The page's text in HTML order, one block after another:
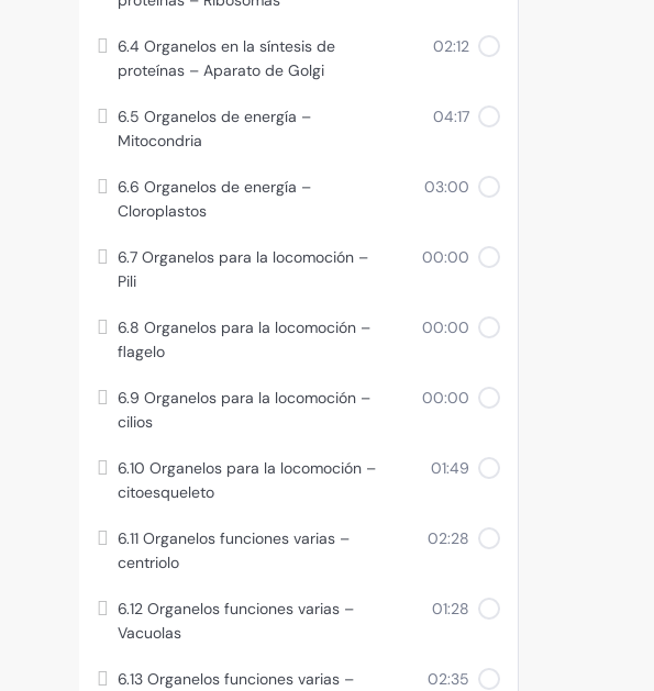
6.4 Organelos en la síntesis de
proteínas – Aparato de Golgi
02:12
6.5 Organelos de energía –
Mitocondria
04:17
6.6 Organelos de energía –
Cloroplastos
03:00
6.7 Organelos para la locomoción –
Pili
00:00
6.8 Organelos para la locomoción –
flagelo
00:00
6.9 Organelos para la locomoción –
cilios
00:00
6.10 Organelos para la locomoción –
citoesqueleto
01:49
6.11 Organelos funciones varias –
centriolo
02:28
6.12 Organelos funciones varias –
Vacuolas
01:28
6.13 Organelos funciones varias – 02:35